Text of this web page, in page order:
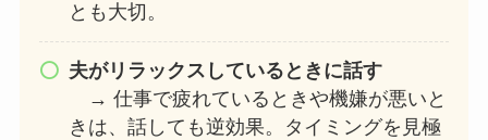
とも大切。
夫がリラックスしているときに話す
→ 仕事で疲れているときや機嫌が悪いと
きは、話しても逆効果。タイミングを見極